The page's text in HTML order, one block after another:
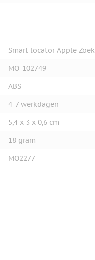
Smart locator Apple Zoek
MO-102749
ABS
4-7 werkdagen
5,4 x 3 x 0,6 cm
18 gram
MO2277